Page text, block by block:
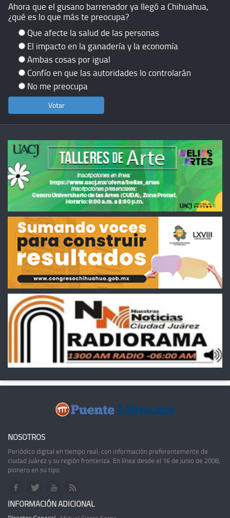
Ahora que el gusano barrenador ya llegó a Chihuahua,
¿qué es lo que más te preocupa?
Que afecte la salud de las personas
El impacto en la ganadería y la economía
Ambas cosas por igual
Confío en que las autoridades lo controlarán
No me preocupa
NOSOTROS
Periódico digital en tiempo real, con información preferentemente de
ciudad Juárez y su región fronteriza. En línea desde el 16 de junio de 2008,
pionero en su tipo.
INFORMACIÓN ADICIONAL